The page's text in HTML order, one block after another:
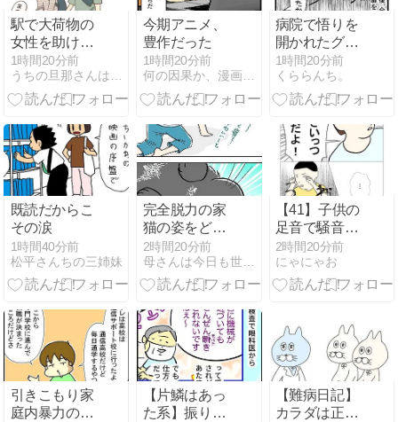
駅で大荷物の
女性を助けよ
うとした旦那
さんの自由行
動
1時間20分前
うちの旦那さんは面倒くさい
今期アニメ、
豊作だった
1時間20分前
何の因果か、漫画オタ外人と結婚してしまった。
病院で悟りを
開かれたグリ
様
1時間20分前
くららんち。
既読だからこ
その涙
1時間40分前
松平さんちの三姉妹
完全脱力の家
猫の姿をどう
ぞ
2時間20分前
母さんは今日も世話をやく
【41】子供の
足音で騒音ト
ラブルになっ
て仕返しされ
た話
2時間20分前
にゃにゃお
引きこもり家
庭内暴力の中
【片鱗はあっ
た系】振り返
【難病日記】
カラダは正